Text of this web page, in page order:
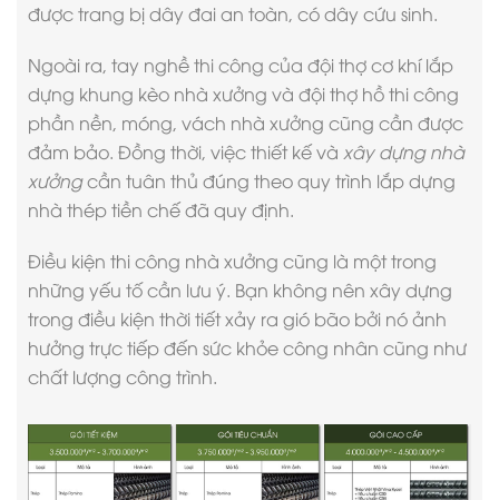
được trang bị dây đai an toàn, có dây cứu sinh.
Ngoài ra, tay nghề thi công của đội thợ cơ khí lắp
dựng khung kèo nhà xưởng và đội thợ hồ thi công
phần nền, móng, vách nhà xưởng cũng cần được
đảm bảo. Đồng thời, việc thiết kế và xây dựng nhà
xưởngcần tuân thủ đúng theo quy trình lắp dựng
nhà thép tiền chế đã quy định.
Điều kiện thi công nhà xưởng cũng là một trong
những yếu tố cần lưu ý. Bạn không nên xây dựng
trong điều kiện thời tiết xảy ra gió bão bởi nó ảnh
hưởng trực tiếp đến sức khỏe công nhân cũng như
chất lượng công trình.